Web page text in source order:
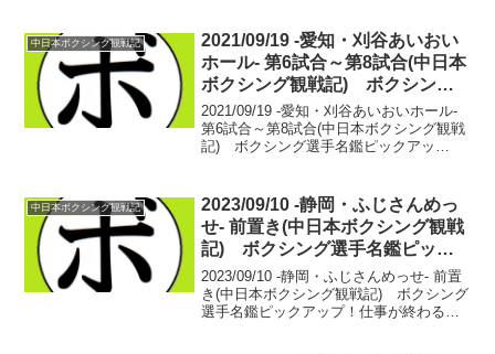
中日本ボクシング観戦記
2021/09/19 -愛知・刈谷あいおい
ホール- 第6試合～第8試合(中日本
ボクシング観戦記) ボクシング
選手名鑑ピックアップ！
2021/09/19 -愛知・刈谷あいおいホール-
第6試合～第8試合(中日本ボクシング観戦
記) ボクシング選手名鑑ピックアッ
拳)山辺 蓮 2戦2勝(2KO)...
中日本ボクシング観戦記
2023/09/10 -静岡・ふじさんめっ
せ- 前置き(中日本ボクシング観戦
記) ボクシング選手名鑑ピック
アップ！
2023/09/10 -静岡・ふじさんめっせ- 前置
き(中日本ボクシング観戦記) ボクシング
選手名鑑ピックアップ！仕事が終わると